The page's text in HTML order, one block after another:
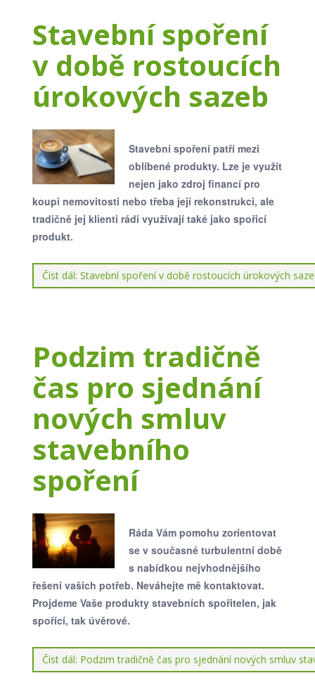
Stavební spoření
v době rostoucích
úrokových sazeb
Stavební spoření patří mezi
oblíbené produkty. Lze je využít
nejen jako zdroj financí pro
koupi nemovitosti nebo třeba její rekonstrukci, ale
tradičně jej klienti rádi využívají také jako spořicí
produkt.
Číst dál: Stavební spoření v době rostoucích úrokových
Podzim tradičně
čas pro sjednání
nových smluv
stavebního
spoření
Ráda Vám pomohu zorientovat
se v současné turbulentní době
s nabídkou nejvhodnějšího
řešení vašich potřeb. Neváhejte mě kontaktovat.
Projdeme Vaše produkty stavebních spořitelen, jak
spořící, tak úvěrové.
Číst dál: Podzim tradičně čas pro sjednání nových smluv